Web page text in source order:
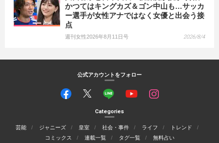
かつてはキングカズ＆ゴン中山も…サッカ
ー選手が女性アナではなく女優と出会う接
点
週刊女性2026年8月11日号 2026/8/4
公式アカウントをフォロー
Categories
芸能 ジャニーズ 皇室 社会・事件 ライフ
トレンド
コミックス
連載一覧 タグ一覧 無料占い